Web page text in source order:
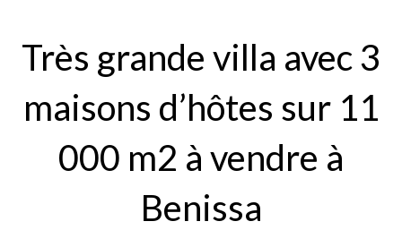
Très grande villa avec 3
maisons d’hôtes sur 11
000 m2 à vendre à
Benissa